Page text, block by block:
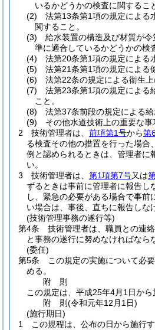
いるかどうかの検査に関するこ
(2)
法第13条第1項の規定による
関すること。
(3)
給水装置の構造及び材質が
準に適合しているかどうかの検
(4)
法第20条第1項の規定による
(5)
法第21条第1項の規定による
(6)
法第22条の規定による衛生上
(7)
法第23条第1項の規定による
こと。
(8)
法第37条前段の規定による給
(9)
その他水道技術上の重要な事
2
技術管理者は、 前項第1号から第
る検査その他の措置を行った場合
例と認められるときは、管理者に
い。
3
技術管理者は、 第1項第7号又は
ずるときは事前に管理者に報告し
し、緊急の必要がある場合で事前
い場合は、事後、直ちに報告しな
(技術管理事務の遂行等)
第4条
技術管理者は、職員との連
と事務の遂行に努めなければなら
(委任)
第5条
この規定の実施について必
める。
附 則
この規定は、平成25年4月1日から
附 則(令和元年12月1日)
(施行期日)
1
この規程は、公布の日から施行す